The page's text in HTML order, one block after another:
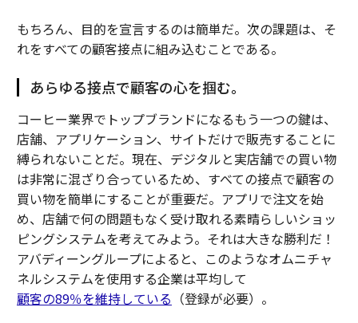
もちろん、目的を宣言するのは簡単だ。次の課題は、そ
れをすべての顧客接点に組み込むことである。
あらゆる接点で顧客の心を掴む。
コーヒー業界でトップブランドになるもう一つの鍵は、
店舗、アプリケーション、サイトだけで販売することに
縛られないことだ。現在、デジタルと実店舗での買い物
は非常に混ざり合っているため、すべての接点で顧客の
買い物を簡単にすることが重要だ。アプリで注文を始
め、店舗で何の問題もなく受け取れる素晴らしいショッ
ピングシステムを考えてみよう。それは大きな勝利だ！
アバディーングループによると、このようなオムニチャ
ネルシステムを使用する企業は平均して
顧客の89％を維持している （登録が必要）。